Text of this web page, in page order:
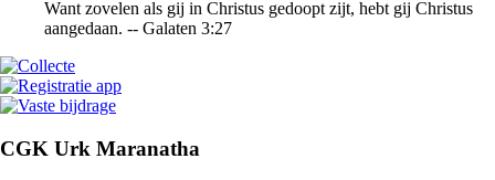
Want zovelen als gij in Christus gedoopt zijt, hebt gij Christus
aangedaan. -- Galaten 3:27
CGK Urk Maranatha